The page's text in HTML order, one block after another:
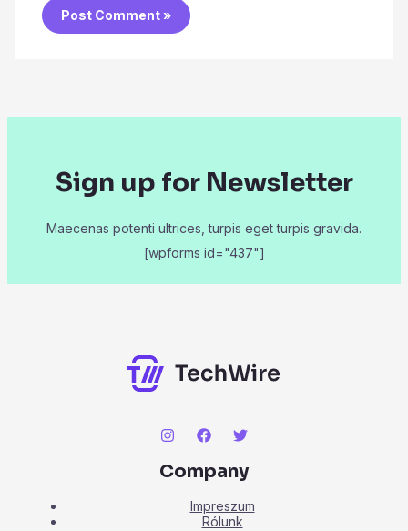
Sign up for Newsletter
Maecenas potenti ultrices, turpis eget turpis gravida.
[wpforms id="437"]
Company
Impreszum
Rólunk